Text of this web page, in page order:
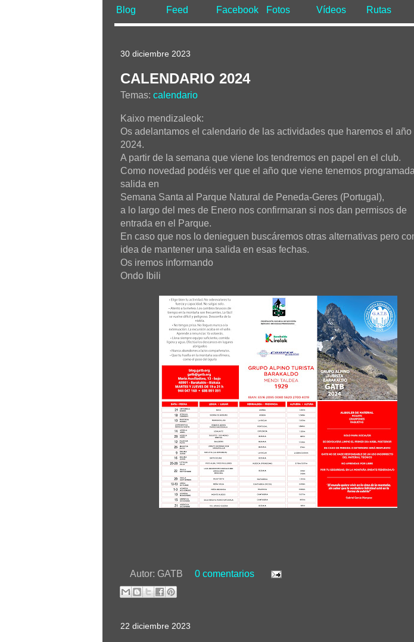
Blog Feed Facebook Fotos Vídeos Rutas
30 diciembre 2023
CALENDARIO 2024
Temas: calendario
Kaixo mendizaleok:
Os adelantamos el calendario de las actividades que haremos el año
2024.
A partir de la semana que viene los tendremos en papel en el club.
Como novedad podéis ver que el año que viene tenemos programada
salida en
Semana Santa al Parque Natural de Peneda-Geres (Portugal),
a lo largo del mes de Enero nos confirmaran si nos dan permisos de
entrada en el Parque.
En caso que nos lo denieguen buscáremos otras alternativas pero
idea de mantener una salida en esas fechas.
Os iremos informando
Ondo Ibili
Autor: GATB 0 comentarios
22 diciembre 2023